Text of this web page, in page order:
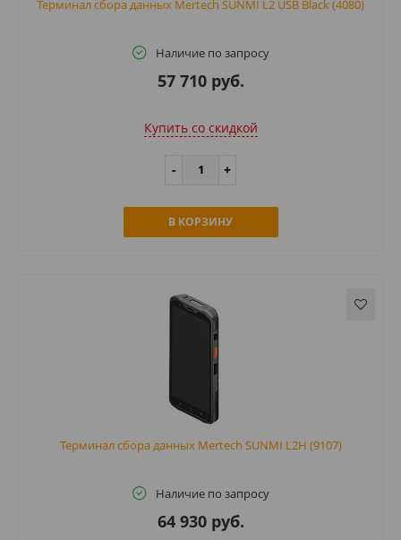
Терминал сбора данных Mertech SUNMI L2 USB Black (4080)
Наличие по запросу
57 710 руб.
Купить cо скидкой
В КОРЗИНУ
Терминал сбора данных Mertech SUNMI L2H (9107)
Наличие по запросу
64 930 руб.